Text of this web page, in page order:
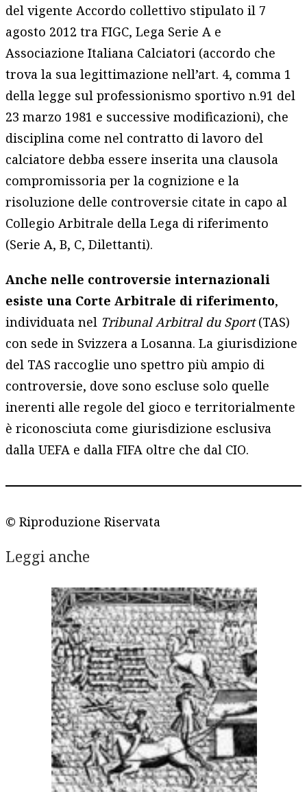
del vigente Accordo collettivo stipulato il 7
agosto 2012 tra FIGC, Lega Serie A e
Associazione Italiana Calciatori (accordo che
trova la sua legittimazione nell’art. 4, comma 1
della legge sul professionismo sportivo n.91 del
23 marzo 1981 e successive modificazioni), che
disciplina come nel contratto di lavoro del
calciatore debba essere inserita una clausola
compromissoria per la cognizione e la
risoluzione delle controversie citate in capo al
Collegio Arbitrale della Lega di riferimento
(Serie A, B, C, Dilettanti).
Anche nelle controversie internazionali
esiste una Corte Arbitrale di riferimento,
individuata nel Tribunal Arbitral du Sport(TAS)
con sede in Svizzera a Losanna. La giurisdizione
del TAS raccoglie uno spettro più ampio di
controversie, dove sono escluse solo quelle
inerenti alle regole del gioco e territorialmente
è riconosciuta come giurisdizione esclusiva
dalla UEFA e dalla FIFA oltre che dal CIO.
© Riproduzione Riservata
Leggi anche